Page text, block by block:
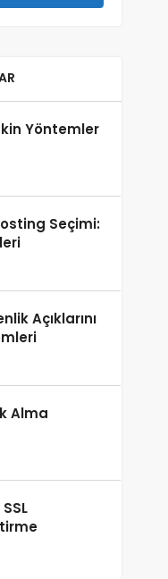
Yöntemler
Seçimi:
Açıklarını
Alma